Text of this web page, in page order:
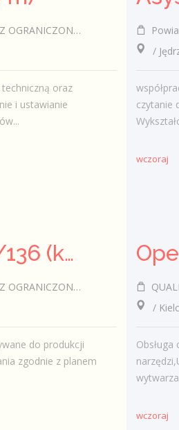
oraz
i ustawianie
/
czytanie
wczoraj
Spawacz mag 135/136 (k/m)
do produkcji
zgodnie z planem
/
wczoraj